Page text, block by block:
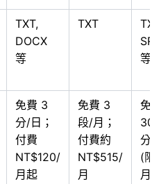
TXT,
DOCX
等
TXT
SRT
等
免費 3
分/日；
付費
NT$120/
月起
免費 3
段/月；
付費約
NT$515/
月
免
300
分/
(限
月)